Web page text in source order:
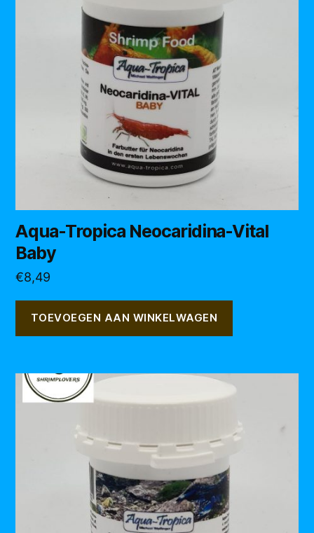
Aqua-Tropica Neocaridina-Vital
Baby
€8,49
TOEVOEGEN AAN WINKELWAGEN